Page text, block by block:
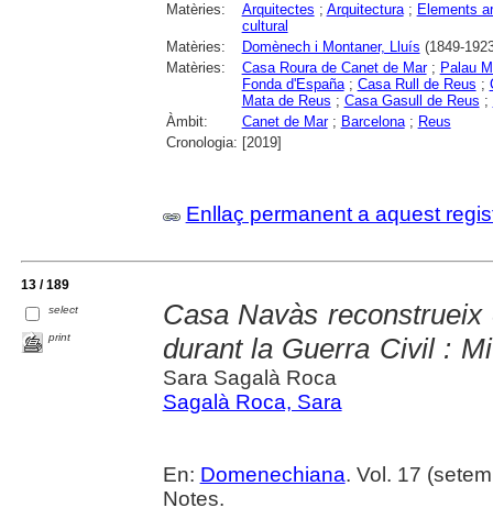
Matèries: Arquitectes ; Arquitectura; Elements
cultural
Matèries:
Domènech i Montaner, Lluís (1849-
Matèries:
Casa Roura de Canet de Mar; Palau
Fonda d'España; Casa Rull de Reus ;
Mata de Reus ; Casa Gasull de Reus ;
Àmbit:
Canet de Mar; Barcelona; Reus
Cronologia: [2019]
Enllaç permanent a aquest
13 / 189
select
print
Casa Navàs
durant la Guerra Civil :
Sara Sagalà Roca
Sagalà Roca, Sara
En: Domenechiana. Vol. 17
Notes.